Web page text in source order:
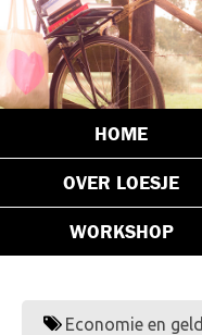
HOME
OVER LOESJE
WORKSHOP
Economie en geld